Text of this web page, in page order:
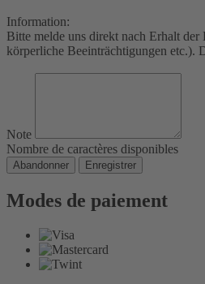
Information:
Bitte melde uns direkt nach Erhalt
körperliche Beeinträchtigungen etc.).
Note
Nombre de caractères disponibles
Abandonner Enregistrer
Modes de paiement